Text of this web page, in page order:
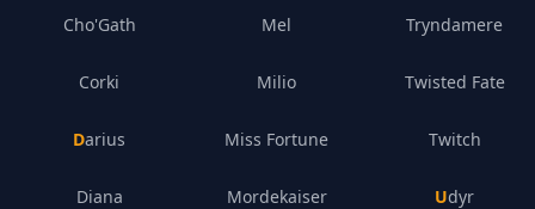
Cho'Gath
Corki
Darius
Diana
Mel
Milio
Miss Fortune
Mordekaiser
Tryndamere
Twisted Fate
Twitch
Udyr